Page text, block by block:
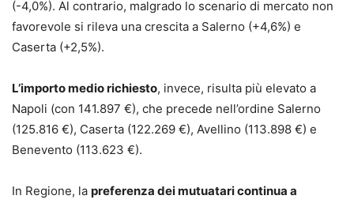
(-4,0%). Al contrario, malgrado lo scenario di mercato non
favorevole si rileva una crescita a Salerno (+4,6%) e
Caserta (+2,5%).
L’importo medio richiesto, invece, risulta più elevato a
Napoli (con 141.897 €), che precede nell’ordine Salerno
(125.816 €), Caserta (122.269 €), Avellino (113.898 €) e
Benevento (113.623 €).
In Regione, la preferenza dei mutuatari continua a